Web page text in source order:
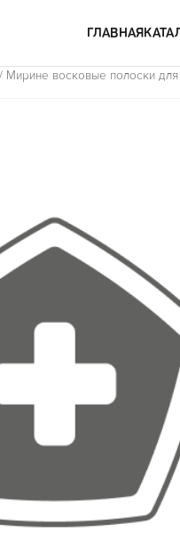
ГЛАВНАЯ
/ Мирине восковые полоски для